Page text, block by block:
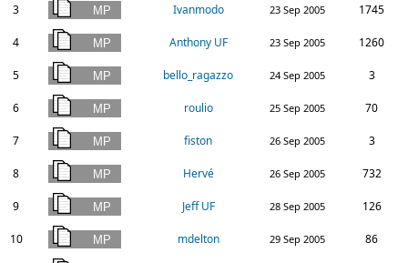
3 Ivanmodo 23 Sep 2005 1745
4 Anthony UF 23 Sep 2005 1260
5 bello_ragazzo 24 Sep 2005 3
6 roulio 25 Sep 2005 70
7 fiston 26 Sep 2005 3
8 Hervé 26 Sep 2005 732
9 Jeff UF 28 Sep 2005 126
10 mdelton 29 Sep 2005 86